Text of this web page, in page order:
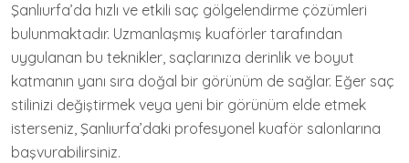
Şanlıurfa’da hızlı ve etkili saç gölgelendirme çözümleri
bulunmaktadır. Uzmanlaşmış kuaförler tarafından
uygulanan bu teknikler, saçlarınıza derinlik ve boyut
katmanın yanı sıra doğal bir görünüm de sağlar. Eğer saç
stilinizi değiştirmek veya yeni bir görünüm elde etmek
isterseniz, Şanlıurfa’daki profesyonel kuaför salonlarına
başvurabilirsiniz.